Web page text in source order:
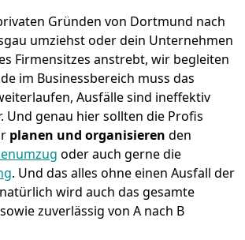
Gründen von Dortmund nach
umziehst oder dein Unternehmen
Firmensitzes anstrebt, wir begleiten
im Businessbereich muss das
Ausfälle sind ineffektiv
Und genau hier sollten die Profis
planen und organisieren den
oder auch gerne die
. Und das alles ohne einen Ausfall der
wird auch das gesamte
zuverlässig von A nach B